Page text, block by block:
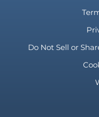
Do Not Sell or